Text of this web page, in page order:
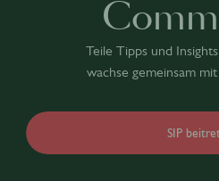
Teile Tipps und
wachse gemeinsam
SIP